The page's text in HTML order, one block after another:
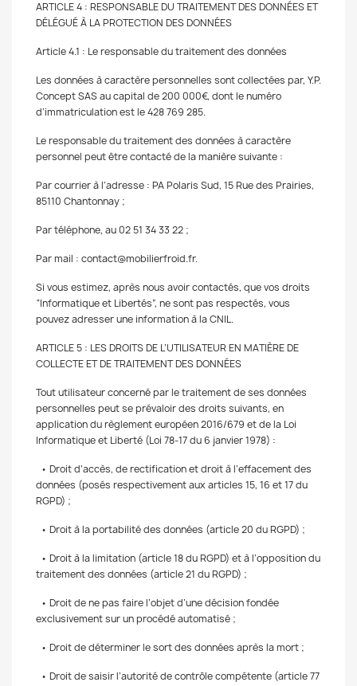
ARTICLE 4 : RESPONSABLE DU TRAITEMENT DES DONNÉES ET
DÉLÉGUÉ À LA PROTECTION DES DONNÉES
Article 4.1 : Le responsable du traitement des données
Les données à caractère personnelles sont collectées par, Y.P.
Concept SAS au capital de 200 000€, dont le numéro
d’immatriculation est le 428 769 285.
Le responsable du traitement des données à caractère
personnel peut être contacté de la manière suivante :
Par courrier à l’adresse : PA Polaris Sud, 15 Rue des Prairies,
85110 Chantonnay ;
Par téléphone, au 02 51 34 33 22 ;
Par mail : contact@mobilierfroid.fr.
Si vous estimez, après nous avoir contactés, que vos droits
“Informatique et Libertés”, ne sont pas respectés, vous
pouvez adresser une information à la CNIL.
ARTICLE 5 : LES DROITS DE L’UTILISATEUR EN MATIÈRE DE
COLLECTE ET DE TRAITEMENT DES DONNÉES
Tout utilisateur concerné par le traitement de ses données
personnelles peut se prévaloir des droits suivants, en
application du règlement européen 2016/679 et de la Loi
Informatique et Liberté (Loi 78-17 du 6 janvier 1978) :
• Droit d’accès, de rectification et droit à l’effacement des
données (posés respectivement aux articles 15, 16 et 17 du
RGPD) ;
• Droit à la portabilité des données (article 20 du RGPD) ;
• Droit à la limitation (article 18 du RGPD) et à l’opposition du
traitement des données (article 21 du RGPD) ;
• Droit de ne pas faire l’objet d’une décision fondée
exclusivement sur un procédé automatisé ;
• Droit de déterminer le sort des données après la mort ;
• Droit de saisir l’autorité de contrôle compétente (article 77